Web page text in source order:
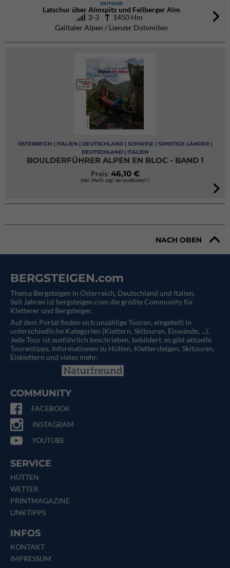
SKITOUR
Latschur über Almspitz und Fellberger Alm
2-3 1450 Hm
Gailtaler Alpen / Lienzer Dolomiten
ÖSTERREICH | ITALIEN | DEUTSCHLAND | SCHWEIZ | SONSTIGE LÄNDER |
DEUTSCHLAND | ITALIEN
BOULDERFÜHRER ALPEN EN BLOC - BAND 1
Preis: 46,10 €
(inkl. MwSt. zzgl. Versandkosten*)
NACH OBEN
BERGSTEIGEN.com
Thema Bergsteigen in Österreich, Deutschland und Italien.
Seit Jahren ist bergsteigen.com die größte Community für
Kletterer und Bergsteiger.
Auf dem Portal finden sich unzählige Touren, eingeteilt in
unterschiedliche Kategorien (Klettern, Skitouren, Eiswände, ...).
Jede Tour ist ausführlich beschrieben, bebildert, es gibt aktuelle
Tourentipps, Informationen zu Hütten, Klettersteigen, Skitouren,
Eisklettern und vieles mehr.
COMMUNITY
FACEBOOK
INSTAGRAM
YOUTUBE
SERVICE
HÜTTEN
WETTER
PRINTMAGAZINE
LINKTIPPS
INFOS
KONTAKT
IMPRESSUM